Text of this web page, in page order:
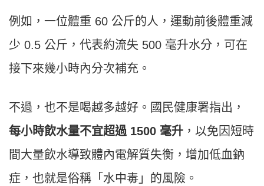
例如，一位體重 60 公斤的人，運動前後體重減
少 0.5 公斤，代表約流失 500 毫升水分，可在
接下來幾小時內分次補充。
不過，也不是喝越多越好。國民健康署指出，
每小時飲水量不宜超過 1500 毫升 ，以免因短時
間大量飲水導致體內電解質失衡，增加低血鈉
症，也就是俗稱「水中毒」的風險。